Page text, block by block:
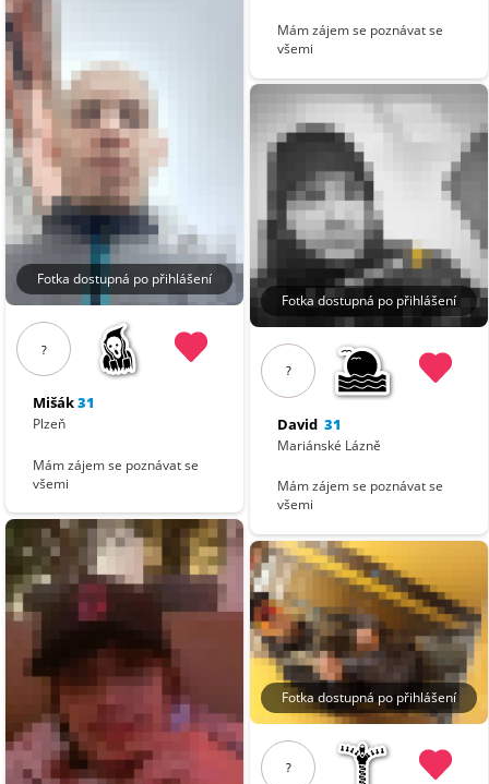
Fotka dostupná po přihlášení
?
Mišák31
Plzeň
Mám zájem se poznávat se
všemi
Mám zájem se poznávat se
všemi
Fotka dostupná po přihlášení
?
David 31
Mariánské Lázně
Mám zájem se poznávat se
všemi
Fotka dostupná po přihlášení
?